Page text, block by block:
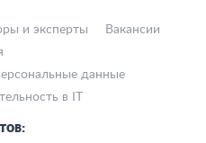
и эксперты
Вакансии
данные
в IT